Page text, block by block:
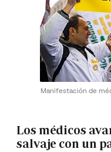
Manifestación de
Los médicos
salvaje con un